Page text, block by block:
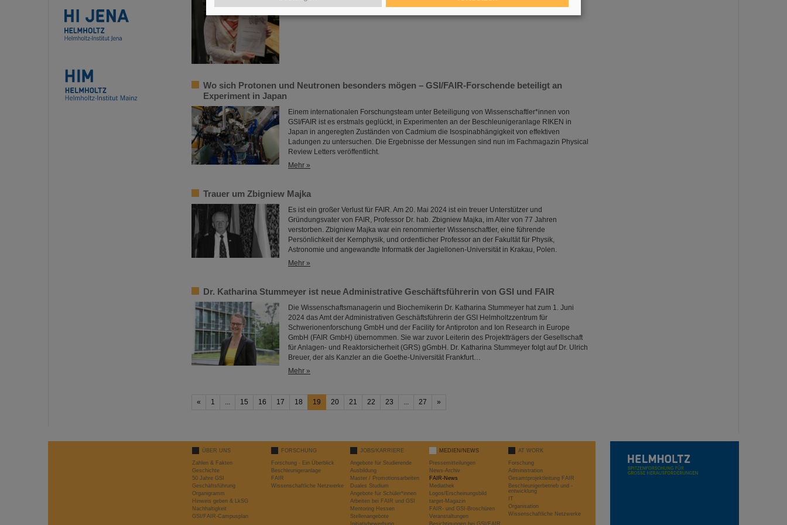
Wo sich Protonen und Neutronen besonders mögen – GSI/FAIR-Forschende beteiligt an
Experiment in Japan
Einem internationalen Forschungsteam unter Beteiligung von Wissenschaftler*innen von
GSI/FAIR ist es erstmals geglückt, in Experimenten an der Beschleunigeranlage RIKEN in
Japan in angeregten Zuständen von Cadmium die Isospinabhängigkeit von effektiven
Ladungen zu untersuchen. Die Ergebnisse der Messungen sind nun im Fachmagazin Physical
Review Letters veröffentlicht.
Mehr »
Trauer um Zbigniew Majka
Es ist ein großer Verlust für FAIR. Am 20. Mai 2024 ist ein treuer Unterstützer und
Gründungsvater von FAIR, Professor Dr. hab. Zbigniew Majka, im Alter von 77 Jahren
verstorben. Zbigniew Majka war ein renommierter Wissenschaftler, eine führende
Persönlichkeit der Kernphysik, und ordentlicher Professor an der Fakultät für Physik,
Astronomie und angewandte Informatik der Jagiellonen-Universität in Krakau, Polen.
Mehr »
Dr. Katharina Stummeyer ist neue Administrative Geschäftsführerin von GSI und FAIR
Die Wissenschaftsmanagerin und Biochemikerin Dr. Katharina Stummeyer hat zum 1. Juni
2024 das Amt der Administrativen Geschäftsführerin der GSI Helmholtzzentrum für
Schwerionenforschung GmbH und der Facility for Antiproton and Ion Research in Europe
GmbH (FAIR GmbH) übernommen. Sie war zuvor Leiterin des Projektträgers der Gesellschaft
für Anlagen- und Reaktorsicherheit (GRS) gGmbH. Dr. Katharina Stummeyer folgt auf Dr. Ulrich
Breuer, der als Kanzler an die Goethe-Universität Frankfurt…
Mehr »
« 1 ... 15 16 17 18 19 20 21 22 23 ... 27 »
ÜBER UNS
Zahlen & Fakten
Geschichte
50 Jahre GSI
Geschäftsführung
Organigramm
Hinweis geben & LkSG
Nachhaltigkeit
GSI/FAIR-Campusplan
FORSCHUNG
Forschung - Ein Überblick
Beschleunigeranlage
FAIR
Wissenschaftliche Netzwerke
JOBS/KARRIERE
Angebote für Studierende
Ausbildung
Master / Promotionsarbeiten
Duales Studium
Angebote für Schüler*innen
Arbeiten bei FAIR und GSI
Mentoring Hessen
Stellenangebote
Initiativbewerbung
MEDIEN/NEWS
Pressemitteilungen
News-Archiv
FAIR-News
Mediathek
Logos/Erscheinungsbild
target-Magazin
FAIR- und GSI-Broschüren
Veranstaltungen
Besichtigungen bei GSI/FAIR
AT WORK
Forschung
Administration
Gesamtprojektleitung FAIR
Beschleunigerbetrieb und -
entwicklung
IT
Organisation
Wissenschaftliche Netzwerke